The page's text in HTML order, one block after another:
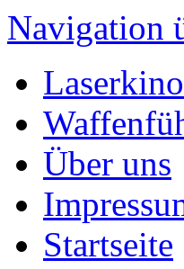
Navigation
Laserkino
Über uns
Startseite